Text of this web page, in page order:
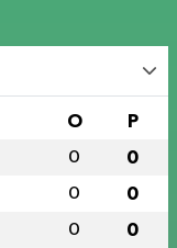
O P
0 0
0 0
0 0